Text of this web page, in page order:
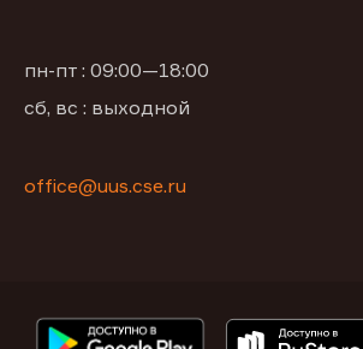
пн-пт : 09:00—18:00
сб, вс : выходной
office@uus.cse.ru